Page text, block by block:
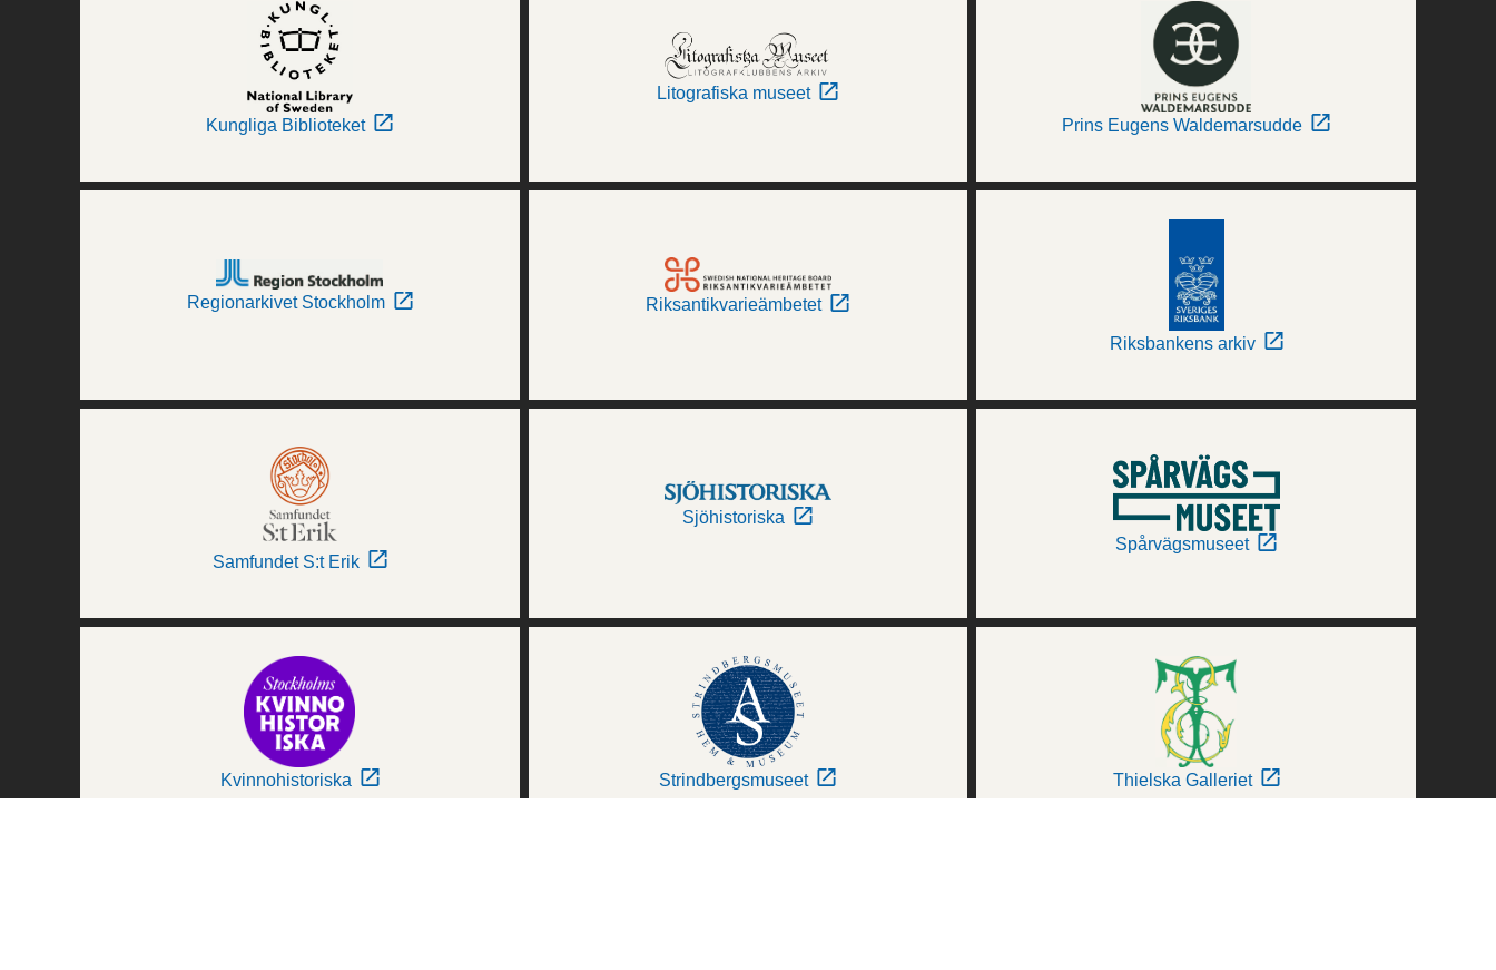
Kungliga Biblioteket
Litografiska museet
Prins Eugens Waldemarsudde
Regionarkivet Stockholm Riksantikvarieämbetet
Riksbankens arkiv
Samfundet S:t Erik
Sjöhistoriska
Spårvägsmuseet
Kvinnohistoriska Strindbergsmuseet Thielska Galleriet